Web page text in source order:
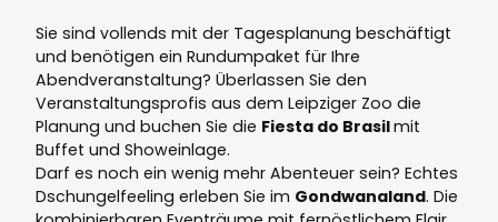
Sie sind vollends mit der Tagesplanung beschäftigt
und benötigen ein Rundumpaket für Ihre
Abendveranstaltung? Überlassen Sie den
Veranstaltungsprofis aus dem Leipziger Zoo die
Planung und buchen Sie die Fiesta do Brasilmit
Buffet und Showeinlage.
Darf es noch ein wenig mehr Abenteuer sein? Echtes
Dschungelfeeling erleben Sie im Gondwanaland. Die